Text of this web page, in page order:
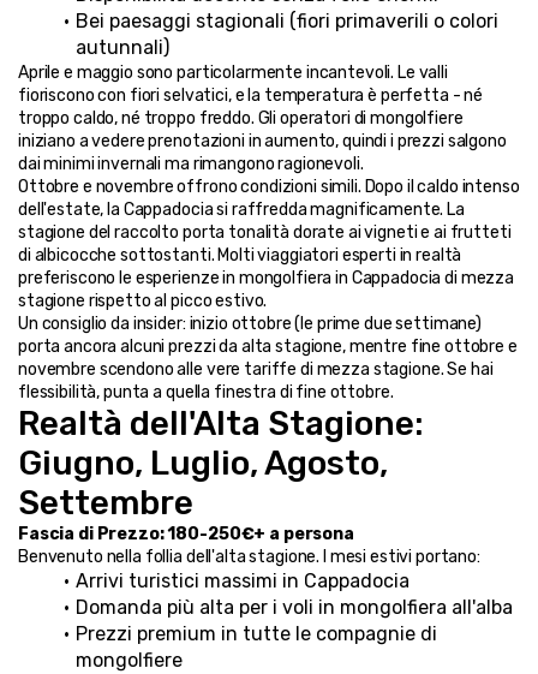
Bei paesaggi stagionali (fiori primaverili o colori
autunnali)
Aprile e maggio sono particolarmente incantevoli. Le valli
fioriscono con fiori selvatici, e la temperatura è perfetta - né
troppo caldo, né troppo freddo. Gli operatori di mongolfiere
iniziano a vedere prenotazioni in aumento, quindi i prezzi salgono
dai minimi invernali ma rimangono ragionevoli.
Ottobre e novembre offrono condizioni simili. Dopo il caldo intenso
dell'estate, la Cappadocia si raffredda magnificamente. La
stagione del raccolto porta tonalità dorate ai vigneti e ai frutteti
di albicocche sottostanti. Molti viaggiatori esperti in realtà
preferiscono le esperienze in mongolfiera in Cappadocia di mezza
stagione rispetto al picco estivo.
Un consiglio da insider: inizio ottobre (le prime due settimane)
porta ancora alcuni prezzi da alta stagione, mentre fine ottobre e
novembre scendono alle vere tariffe di mezza stagione. Se hai
flessibilità, punta a quella finestra di fine ottobre.
Realtà dell'Alta Stagione:
Giugno, Luglio, Agosto,
Settembre
Fascia di Prezzo: 180-250€+ a persona
Benvenuto nella follia dell'alta stagione. I mesi estivi portano:
Arrivi turistici massimi in Cappadocia
Domanda più alta per i voli in mongolfiera all'alba
Prezzi premium in tutte le compagnie di
mongolfiere